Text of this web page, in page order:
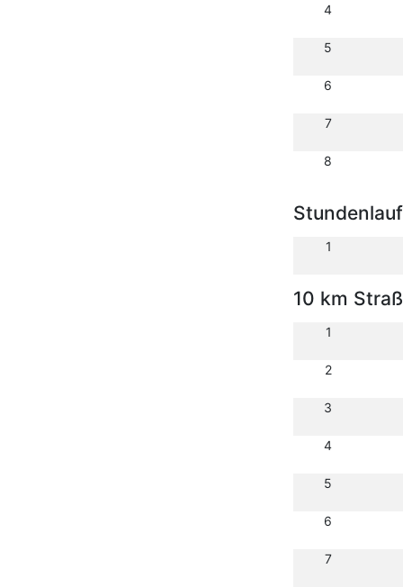
4
5
6
7
8
Stundenlauf
1
10 km
1
2
3
4
5
6
7